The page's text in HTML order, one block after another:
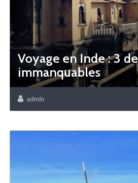
Voyage en Inde : 3
immanquables
admin